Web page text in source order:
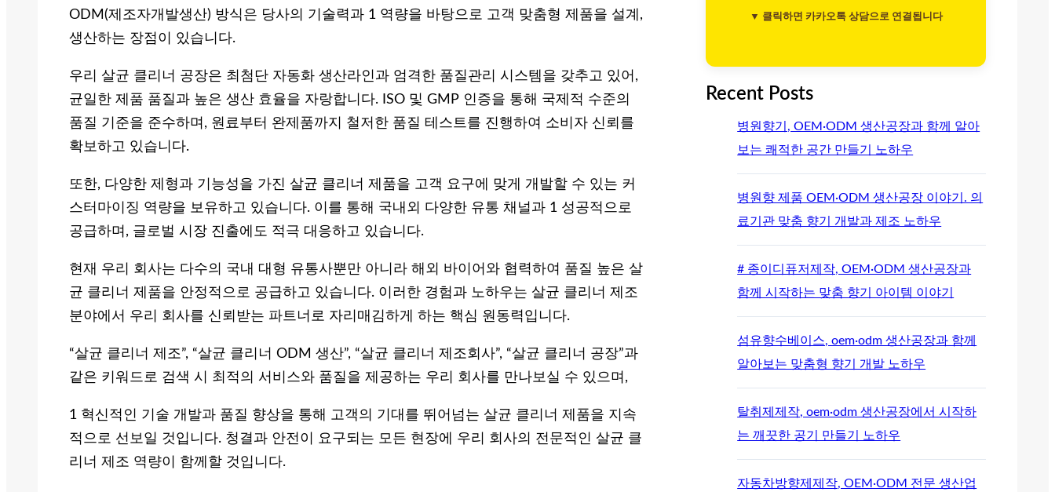
ODM(제조자개발생산) 방식은 당사의 기술력과 1 역량을 바탕으로 고객 맞춤형 제품을 설계,
생산하는 장점이 있습니다.
우리 살균 클리너 공장은 최첨단 자동화 생산라인과 엄격한 품질관리 시스템을 갖추고 있어,
균일한 제품 품질과 높은 생산 효율을 자랑합니다. ISO 및 GMP 인증을 통해 국제적 수준의
품질 기준을 준수하며, 원료부터 완제품까지 철저한 품질 테스트를 진행하여 소비자 신뢰를
확보하고 있습니다.
또한, 다양한 제형과 기능성을 가진 살균 클리너 제품을 고객 요구에 맞게 개발할 수 있는 커
스터마이징 역량을 보유하고 있습니다. 이를 통해 국내외 다양한 유통 채널과 1 성공적으로
공급하며, 글로벌 시장 진출에도 적극 대응하고 있습니다.
현재 우리 회사는 다수의 국내 대형 유통사뿐만 아니라 해외 바이어와 협력하여 품질 높은 살
균 클리너 제품을 안정적으로 공급하고 있습니다. 이러한 경험과 노하우는 살균 클리너 제조
분야에서 우리 회사를 신뢰받는 파트너로 자리매김하게 하는 핵심 원동력입니다.
“살균 클리너 제조”, “살균 클리너 ODM 생산”, “살균 클리너 제조회사”, “살균 클리너 공장”과
같은 키워드로 검색 시 최적의 서비스와 품질을 제공하는 우리 회사를 만나보실 수 있으며,
1 혁신적인 기술 개발과 품질 향상을 통해 고객의 기대를 뛰어넘는 살균 클리너 제품을 지속
적으로 선보일 것입니다. 청결과 안전이 요구되는 모든 현장에 우리 회사의 전문적인 살균 클
리너 제조 역량이 함께할 것입니다.
▼ 클릭하면 카카오톡 상담으로 연결됩니다
Recent Posts
병원향기, OEM·ODM 생산공장과 함께 알아
보는 쾌적한 공간 만들기 노하우
병원향 제품 OEM·ODM 생산공장 이야기. 의
료기관 맞춤 향기 개발과 제조 노하우
# 종이디퓨저제작, OEM·ODM 생산공장과
함께 시작하는 맞춤 향기 아이템 이야기
섬유향수베이스, oem·odm 생산공장과 함께
알아보는 맞춤형 향기 개발 노하우
탈취제제작, oem·odm 생산공장에서 시작하
는 깨끗한 공기 만들기 노하우
자동차방향제제작, OEM·ODM 전문 생산업